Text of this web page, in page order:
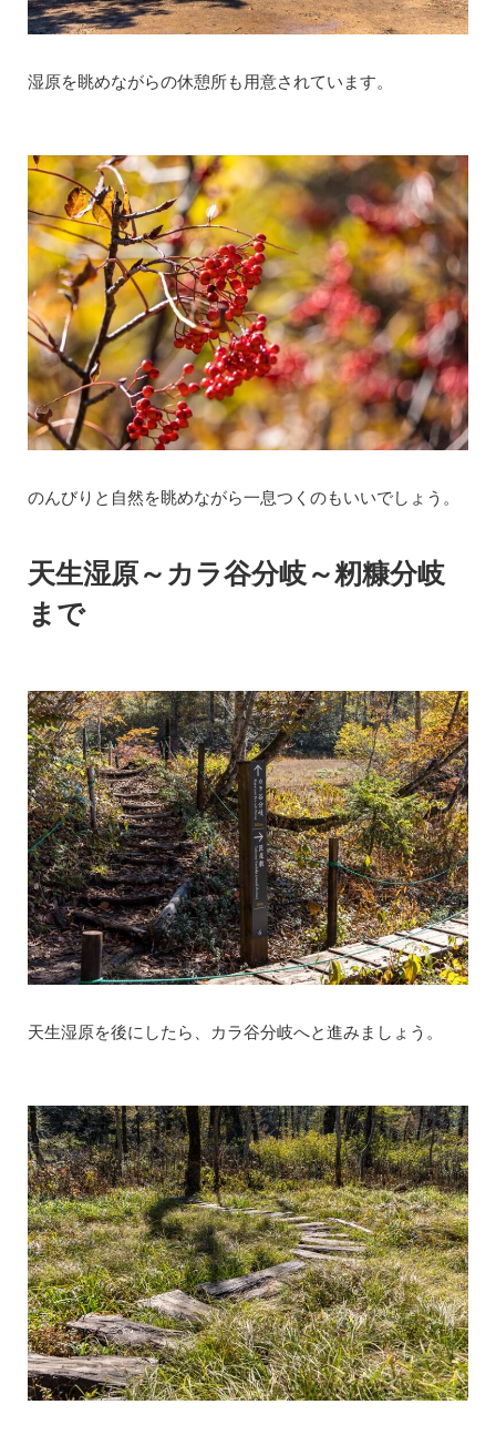
湿原を眺めながらの休憩所も用意されています。
のんびりと自然を眺めながら一息つくのもいいでしょう。
天生湿原～カラ谷分岐～籾糠分岐
まで
天生湿原を後にしたら、カラ谷分岐へと進みましょう。